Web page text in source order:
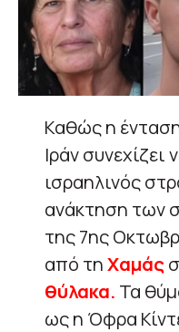
Καθώς η
Ιράν συνεχίζει
ισραηλινός
ανάκτηση των
της 7ης
από τηΧαμάς
θύλακα. Τα
ως η Όφρα